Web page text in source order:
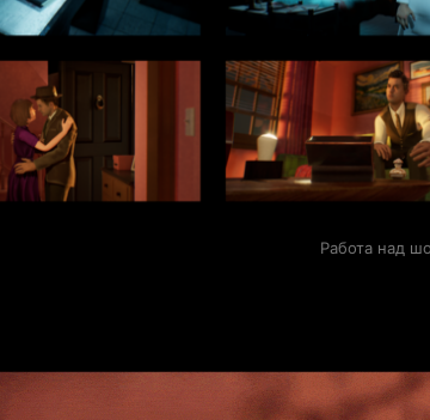
Работа над